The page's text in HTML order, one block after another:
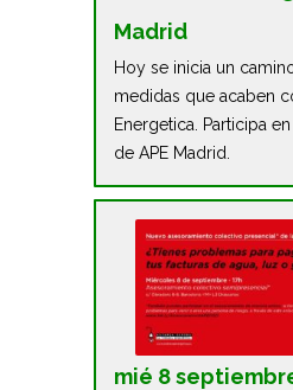
Madrid
Hoy se inicia un
medidas que acaben
Energetica. Participa
de APE Madrid.
mié 8